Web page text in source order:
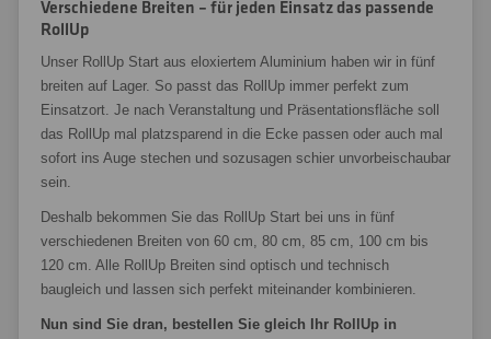
Verschiedene Breiten – für jeden Einsatz das passende
RollUp
Unser RollUp Start aus eloxiertem Aluminium haben wir in fünf
breiten auf Lager. So passt das RollUp immer perfekt zum
Einsatzort. Je nach Veranstaltung und Präsentationsfläche soll
das RollUp mal platzsparend in die Ecke passen oder auch mal
sofort ins Auge stechen und sozusagen schier unvorbeischaubar
sein.
Deshalb bekommen Sie das RollUp Start bei uns in fünf
verschiedenen Breiten von 60 cm, 80 cm, 85 cm, 100 cm bis
120 cm. Alle RollUp Breiten sind optisch und technisch
baugleich und lassen sich perfekt miteinander kombinieren.
Nun sind Sie dran, bestellen Sie gleich Ihr RollUp in